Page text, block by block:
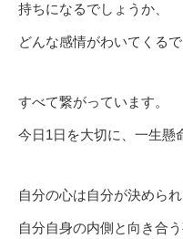
持ちになるでしょうか、
どんな感情がわいてくるで
すべて繋がっています。
今日1日を大切に、一生懸
自分の心は自分が決められ
自分自身の内側と向き合う